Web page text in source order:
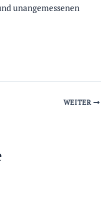
unangemessenen
WEITER